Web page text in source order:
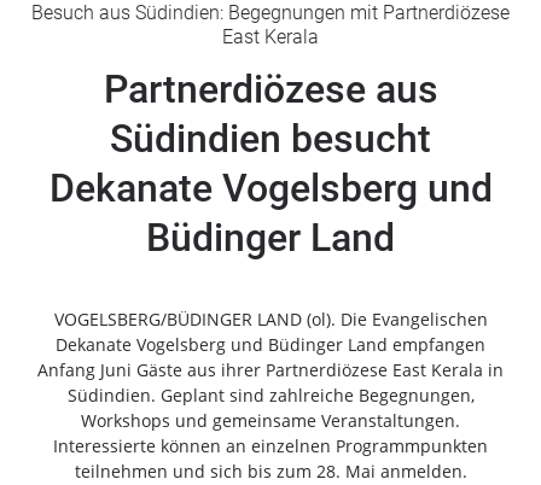
Romrod
Homberg
Ohm
Schotten
Schlitz
Antrifttal
Gemünden
Grebenau
Grebenhain
Herbstein
Kirtorf
Besuch aus Südindien: Begegnungen mit Partnerdiözese
East Kerala
Partnerdiözese aus
Südindien besucht
Dekanate Vogelsberg und
Büdinger Land
VOGELSBERG/BÜDINGER LAND (ol). Die Evangelischen
Dekanate Vogelsberg und Büdinger Land empfangen
Anfang Juni Gäste aus ihrer Partnerdiözese East Kerala in
Südindien. Geplant sind zahlreiche Begegnungen,
Workshops und gemeinsame Veranstaltungen.
Interessierte können an einzelnen Programmpunkten
teilnehmen und sich bis zum 28. Mai anmelden.